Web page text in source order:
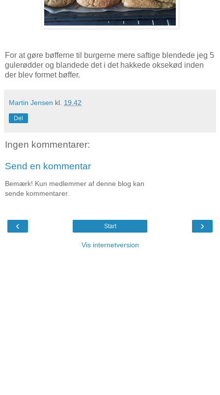
For at gøre bøfferne til burgerne mere saftige blendede jeg 5
gulerødder og blandede det i det hakkede oksekød inden
der blev formet bøffer.
Martin Jensen kl. 19.42
Del
Ingen kommentarer:
Send en kommentar
Bemærk! Kun medlemmer af denne blog kan
sende kommentarer.
‹ ›
Start
Vis internetversion